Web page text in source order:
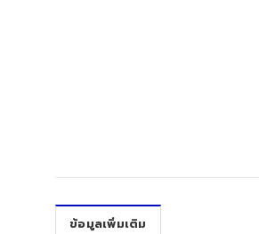
ข้อมูลเพิ่มเติม